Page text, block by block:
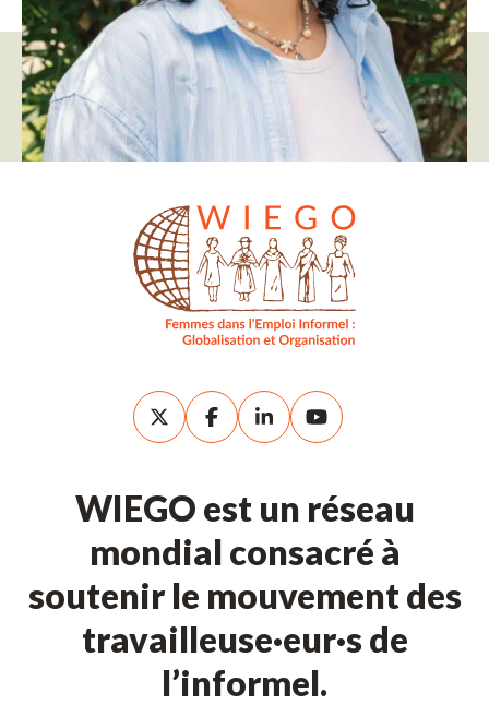
WIEGO est un réseau
mondial consacré à
soutenir le mouvement des
travailleuse·eur·s de
l’informel.